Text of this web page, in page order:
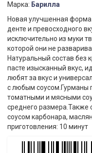
Марка: Барилла
Новая улучшенная
денте и превосходного
исключительно из муки
которой они не
Натуральный состав без
пасте изысканный вкус,
любят за вкус и
с любым соусом.Гурманы
томатными и мясными
среднего размера.Также
соусом карбонара,
приготовления: 10 минут